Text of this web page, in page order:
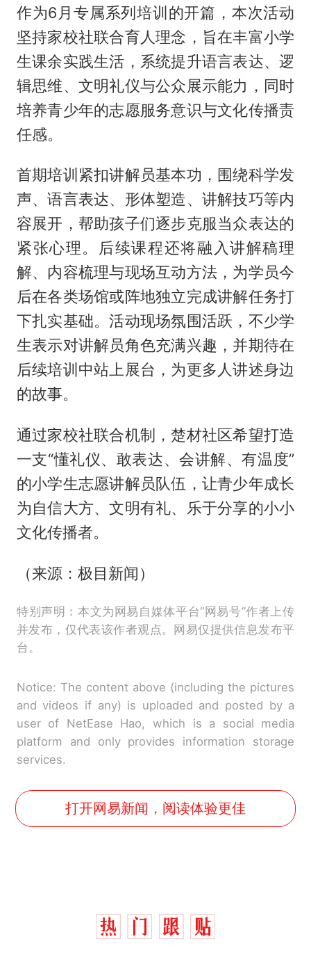
作为6月专属系列培训的开篇，本次活动
坚持家校社联合育人理念，旨在丰富小学
生课余实践生活，系统提升语言表达、逻
辑思维、文明礼仪与公众展示能力，同时
培养青少年的志愿服务意识与文化传播责
任感。
首期培训紧扣讲解员基本功，围绕科学发
声、语言表达、形体塑造、讲解技巧等内
容展开，帮助孩子们逐步克服当众表达的
紧张心理。后续课程还将融入讲解稿理
解、内容梳理与现场互动方法，为学员今
后在各类场馆或阵地独立完成讲解任务打
下扎实基础。活动现场氛围活跃，不少学
生表示对讲解员角色充满兴趣，并期待在
后续培训中站上展台，为更多人讲述身边
的故事。
通过家校社联合机制，楚材社区希望打造
一支“懂礼仪、敢表达、会讲解、有温度”
的小学生志愿讲解员队伍，让青少年成长
为自信大方、文明有礼、乐于分享的小小
文化传播者。
（来源：极目新闻）
特别声明：本文为网易自媒体平台“网易号”作者上传
并发布，仅代表该作者观点。网易仅提供信息发布平
台。
Notice: The content above (including the pictures
and videos if any) is uploaded and posted by a
user of NetEase Hao, which is a social media
platform and only provides information storage
services.
打开网易新闻，阅读体验更佳